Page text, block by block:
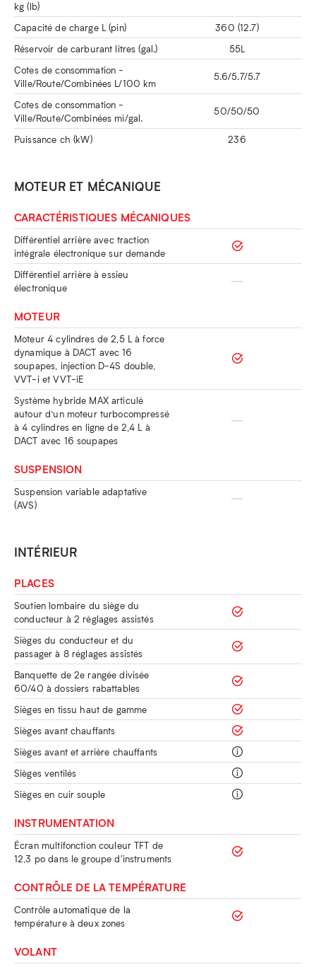
kg (lb)
Capacité de charge L (pin)
360 (12.7)
Réservoir de carburant litres (gal.)
55L
Cotes de consommation -
Ville/Route/Combinées L/100 km
5.6/5.7/5.7
Cotes de consommation -
Ville/Route/Combinées mi/gal.
50/50/50
Puissance ch (kW) 236
MOTEUR ET MÉCANIQUE
CARACTÉRISTIQUES MÉCANIQUES
Différentiel arrière avec traction
intégrale électronique sur demande
Différentiel arrière à essieu
électronique
MOTEUR
Moteur 4 cylindres de 2,5 L à force
dynamique à DACT avec 16
soupapes, injection D-4S double,
VVT-i et VVT-iE
Système hybride MAX articulé
autour d’un moteur turbocompressé
à 4 cylindres en ligne de 2,4 L à
DACT avec 16 soupapes
SUSPENSION
Suspension variable adaptative
(AVS)
INTÉRIEUR
PLACES
Soutien lombaire du siège du
conducteur à 2 réglages assistés
Sièges du conducteur et du
passager à 8 réglages assistés
Banquette de 2e rangée divisée
60/40 à dossiers rabattables
Sièges en tissu haut de gamme
Sièges avant chauffants
Sièges avant et arrière chauffants
Sièges ventilés
Sièges en cuir souple
INSTRUMENTATION
Écran multifonction couleur TFT de
12,3 po dans le groupe d'instruments
CONTRÔLE DE LA TEMPÉRATURE
Contrôle automatique de la
température à deux zones
VOLANT